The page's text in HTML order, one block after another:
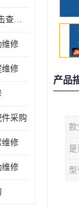
找led室内灯芯厂家_点击查看更多
维修
维修
采购
维修
维修
产品
款
型